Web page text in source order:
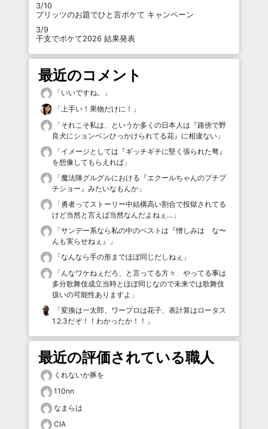
3/10
プリッツのお題でひと言ボケて キャンペーン
3/9
干支でボケて2026 結果発表
最近のコメント
「いいですね。
」
「 上手い！果物だけに！ 」
「それこそ私は、というか多くの日本人は『路傍で野
良犬にションベンひっかけられてる花』に相違ない 」
「イメージとしては『ギッチギチに堅く張られた弩』
を想像してもらえれば 」
「魔法陣グルグルにおける『エクールちゃんのプチプ
チショー』みたいなもんか 」
「勇者ってストーリー中結構高い割合で投獄されてる
けど当然と言えば当然なんだよねぇ… 」
「サンデー系なら私の中のベストは『憎しみは な〜
んも実らせねぇ』
」
「なんなら手の形までほぼ同じだしねぇ 」
「んなワケねぇだろ、と言ってる方々 やってる事は
多分歌舞伎成立当時とほぼ同じなので未来では歌舞伎
扱いの可能性ありますよ 」
「変換は一太郎、ワープロは花子、表計算はロータス
1.2.3だぞ！！わかったか！！ 」
最近の評価されている職人
くれないか豚を
110nn
なまらは
CIA